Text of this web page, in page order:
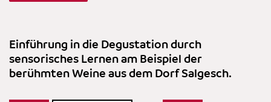
Einführung in die Degustation durch
sensorisches Lernen am Beispiel der
berühmten Weine aus dem Dorf Salgesch.